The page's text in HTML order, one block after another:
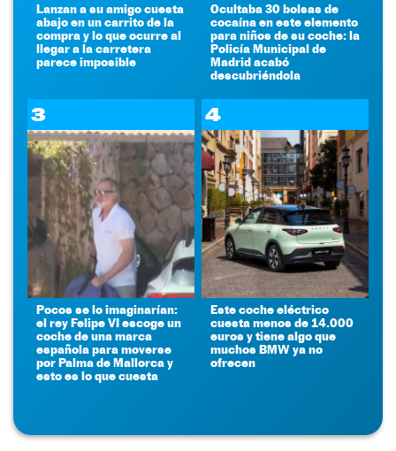
Lanzan a su amigo cuesta
abajo en un carrito de la
compra y lo que ocurre al
llegar a la carretera
parece imposible
Ocultaba 30 bolsas de
cocaína en este elemento
para niños de su coche: la
Policía Municipal de
Madrid acabó
descubriéndola
3
Pocos se lo imaginarían:
el rey Felipe VI escoge un
coche de una marca
española para moverse
por Palma de Mallorca y
esto es lo que cuesta
4
Este coche eléctrico
cuesta menos de 14.000
euros y tiene algo que
muchos BMW ya no
ofrecen